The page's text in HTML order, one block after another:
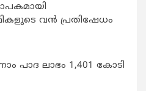
വന്‍ പ്രതിഷേധം
പാദ ലാഭം 1,401 കോടി